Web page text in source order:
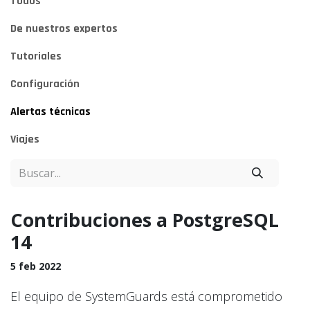
De nuestros expertos
Tutoriales
Configuración
Alertas técnicas
Viajes
Contribuciones a PostgreSQL
14
5 feb 2022
El equipo de SystemGuards está comprometido